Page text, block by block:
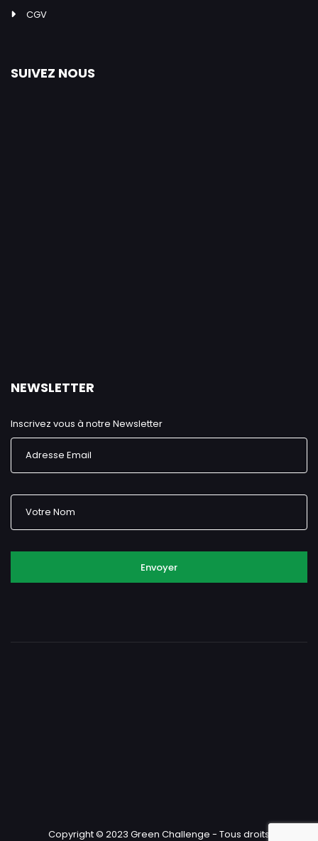
CGV
SUIVEZ NOUS
NEWSLETTER
Inscrivez vous à notre Newsletter
Envoyer
Copyright © 2023 Green Challenge - Tous droits